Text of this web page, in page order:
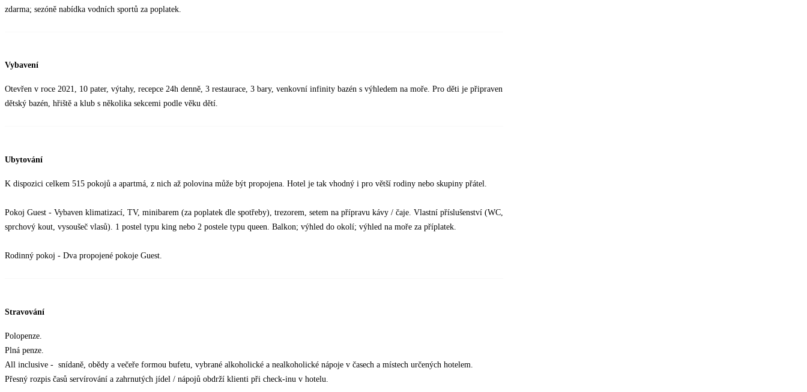
zdarma; sezóně nabídka vodních sportů za poplatek.
Vybavení
Otevřen v roce 2021, 10 pater, výtahy, recepce 24h denně, 3 restaurace, 3 bary, venkovní infinity bazén s výhledem na moře. Pro děti je připraven
dětský bazén, hřiště a klub s několika sekcemi podle věku dětí.
Ubytování
K dispozici celkem 515 pokojů a apartmá, z nich až polovina může být propojena. Hotel je tak vhodný i pro větší rodiny nebo skupiny přátel.
Pokoj Guest - Vybaven klimatizací, TV, minibarem (za poplatek dle spotřeby), trezorem, setem na přípravu kávy / čaje. Vlastní příslušenství (WC,
sprchový kout, vysoušeč vlasů). 1 postel typu king nebo 2 postele typu queen. Balkon; výhled do okolí; výhled na moře za příplatek.
Rodinný pokoj - Dva propojené pokoje Guest.
Stravování
Polopenze.
Plná penze.
All inclusive - snídaně, obědy a večeře formou bufetu, vybrané alkoholické a nealkoholické nápoje v časech a místech určených hotelem.
Přesný rozpis časů servírování a zahrnutých jídel / nápojů obdrží klienti při check-inu v hotelu.